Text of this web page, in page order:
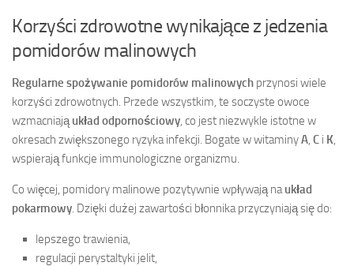
Korzyści zdrowotne wynikające z jedzenia
pomidorów malinowych
Regularne spożywanie pomidorów malinowych przynosi wiele
korzyści zdrowotnych. Przede wszystkim, te soczyste owoce
wzmacniająukład odpornościowy, co jest niezwykle istotne w
okresach zwiększonego ryzyka infekcji. Bogate w witaminyA, C i K,
wspierają funkcje immunologiczne organizmu.
Co więcej, pomidory malinowe pozytywnie wpływają naukład
pokarmowy. Dzięki dużej zawartości błonnika przyczyniają się do:
lepszego trawienia,
regulacji perystaltyki jelit,